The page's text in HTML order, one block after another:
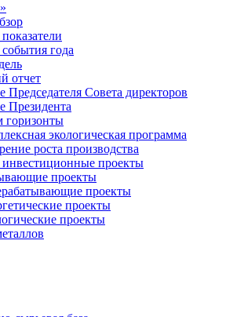
года
отчет
Председателя Совета директоров
Президента
горизонты
экологическая программа
роста производства
проекты
проекты
проекты
проекты
проекты